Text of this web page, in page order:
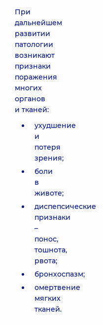
При
дальнейшем
развитии
патологии
возникают
признаки
поражения
многих
органов
и тканей:
ухудшение
и
потеря
зрения;
боли
в
животе;
диспепсические
признаки
–
понос,
тошнота,
рвота;
бронхоспазм;
омертвение
мягких
тканей.